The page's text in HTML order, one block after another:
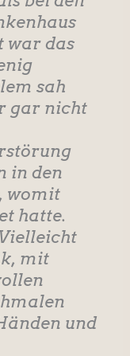
war das
sah
gar nicht
in den
womit
hatte.
mit
und